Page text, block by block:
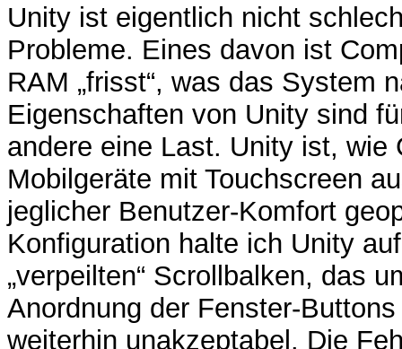
Unity ist eigentlich nicht
Probleme. Eines davon ist
RAM „frisst“, was das System
Eigenschaften von Unity sind
andere eine Last. Unity ist, wie
Mobilgeräte mit Touchscreen
jeglicher Benutzer-Komfort
Konfiguration halte ich Unity
„verpeilten“ Scrollbalken, das
Anordnung der Fenster-
weiterhin unakzeptabel. Die